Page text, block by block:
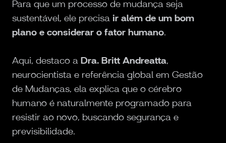
Para que um processo de mudança seja
sustentável, ele precisa ir além de um bom
plano e considerar o fator humano.
Aqui, destaco a Dra. Britt Andreatta,
neurocientista e referência global em Gestão
de Mudanças, ela explica que o cérebro
humano é naturalmente programado para
resistir ao novo, buscando segurança e
previsibilidade.